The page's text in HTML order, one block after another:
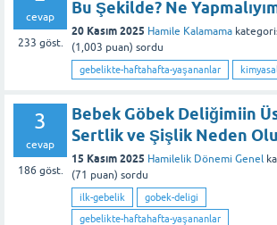
cevap
233 göst.
Bu Şekilde? Ne
20 Kasım 2025 Hamile Kalamama
(1,003 puan) sordu
gebelikte-haftahafta-yaşananlar kimyasal
3
cevap
186 göst.
Bebek Göbek Deliğimiin
Sertlik ve Şişlik Neden
15 Kasım 2025 Hamilelik Dönemi Genel
(71 puan) sordu
ilk-gebelik
gobek-deligi
gebelikte-haftahafta-yaşananlar